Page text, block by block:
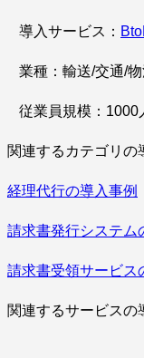
導入サービス：
業種：輸送/交通/
従業員規模：1000
関連するカテゴリの
経理代行の導入事例
請求書発行システム
請求書受領サービス
関連するサービスの